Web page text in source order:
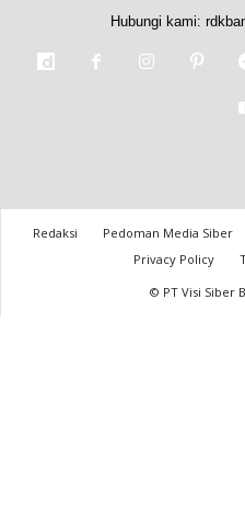
Hubungi kami:
Redaksi Pedoman Media Siber
Privacy Policy
© PT Visi Siber